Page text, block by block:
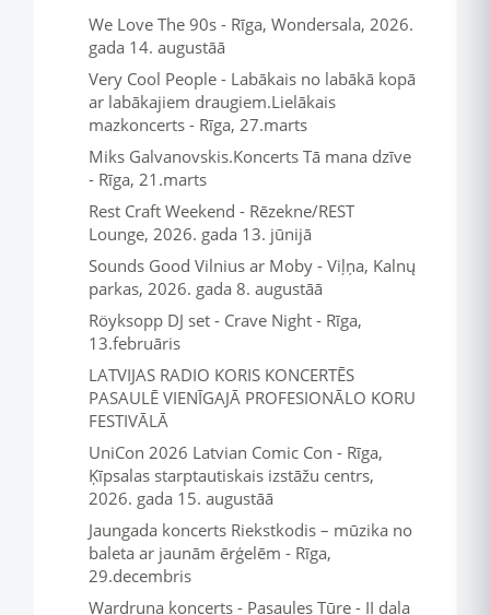
We Love The 90s - Rīga, Wondersala, 2026.
gada 14. augustāā
Very Cool People - Labākais no labākā kopā
ar labākajiem draugiem.Lielākais
mazkoncerts - Rīga, 27.marts
Miks Galvanovskis.Koncerts Tā mana dzīve
- Rīga, 21.marts
Rest Craft Weekend - Rēzekne/REST
Lounge, 2026. gada 13. jūnijā
Sounds Good Vilnius ar Moby - Viļņa, Kalnų
parkas, 2026. gada 8. augustāā
Röyksopp DJ set - Crave Night - Rīga,
13.februāris
LATVIJAS RADIO KORIS KONCERTĒS
PASAULĒ VIENĪGAJĀ PROFESIONĀLO KORU
FESTIVĀLĀ
UniCon 2026 Latvian Comic Con - Rīga,
Ķīpsalas starptautiskais izstāžu centrs,
2026. gada 15. augustāā
Jaungada koncerts Riekstkodis – mūzika no
baleta ar jaunām ērģelēm - Rīga,
29.decembris
Wardruna koncerts - Pasaules Tūre - II daļa